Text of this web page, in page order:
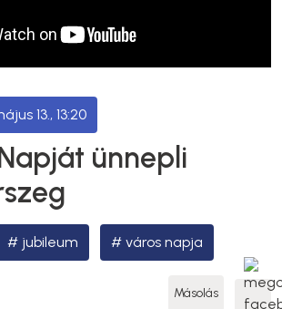
13., 13:20
ünnepli
jubileum város napja
Másolás